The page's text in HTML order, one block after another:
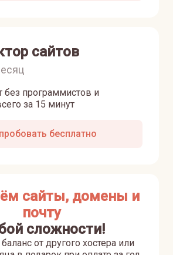
сайтов
без программистов и
за 15 минут
бесплатно
сайты, домены и
почту
сложности!
от другого хостера или